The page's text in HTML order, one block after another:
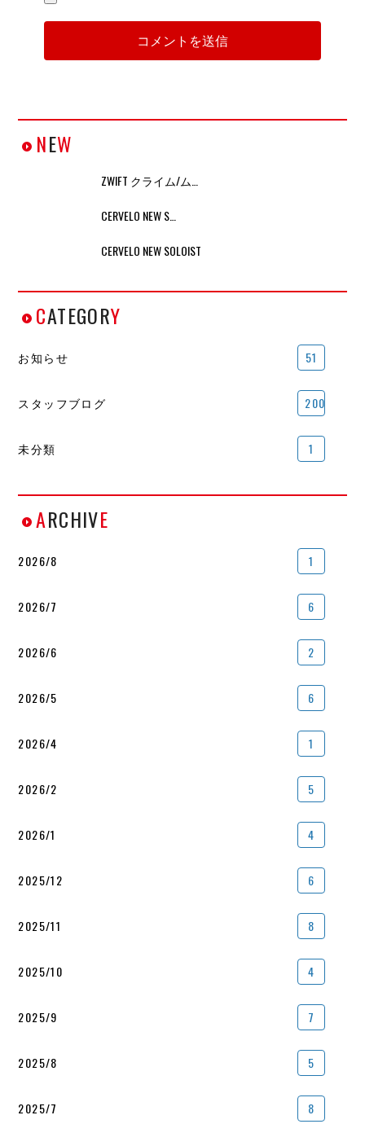
NEW
ZWIFT クライム/ム…
CERVELO NEW S…
CERVELO NEW SOLOIST
CATEGORY
お知らせ 51
スタッフブログ 200
未分類 1
ARCHIVE
2026/8 1
2026/7 6
2026/6 2
2026/5 6
2026/4 1
2026/2 5
2026/1 4
2025/12 6
2025/11 8
2025/10 4
2025/9 7
2025/8 5
2025/7 8